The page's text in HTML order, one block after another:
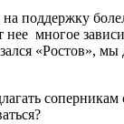
поддержку
нее многое
«Ростов»,